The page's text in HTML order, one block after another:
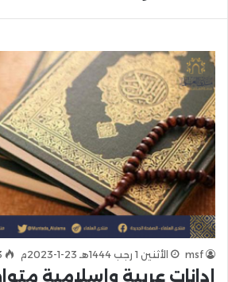
msf الأثنين 1 رجب 1444هـ 23-1-2023م
إدانات عربية وإسلامية